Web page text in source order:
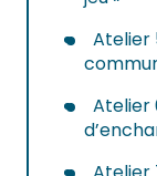
Atelier
Atelier